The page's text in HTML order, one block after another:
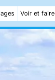
Voir et faire